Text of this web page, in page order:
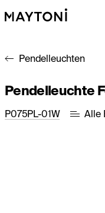
Pendelleuchten
Pendelleuchte
P075PL-01W Alle